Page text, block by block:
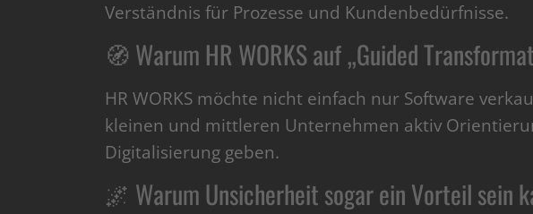
Verständnis für Prozesse und Kundenbedürfnisse.
🧭 Warum HR WORKS auf „Guided
HR WORKS möchte nicht einfach nur Software
kleinen und mittleren Unternehmen aktiv
Digitalisierung geben.
🌌 Warum Unsicherheit sogar ein Vorteil sein